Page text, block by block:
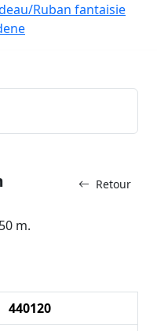
Ruban fantaisie
Retour
m.
440120